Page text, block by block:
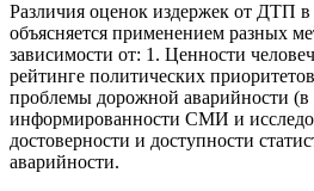
Различия оценок издержек от ДТП в
объясняется применением разных
зависимости от: 1. Ценности
рейтинге политических
проблемы дорожной аварийности (в
информированности СМИ и
достоверности и доступности
аварийности.